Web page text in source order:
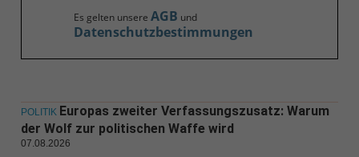
Es gelten unsere AGB und
Datenschutzbestimmungen
POLITIK Europas zweiter Verfassungszusatz: Warum
der Wolf zur politischen Waffe wird
07.08.2026